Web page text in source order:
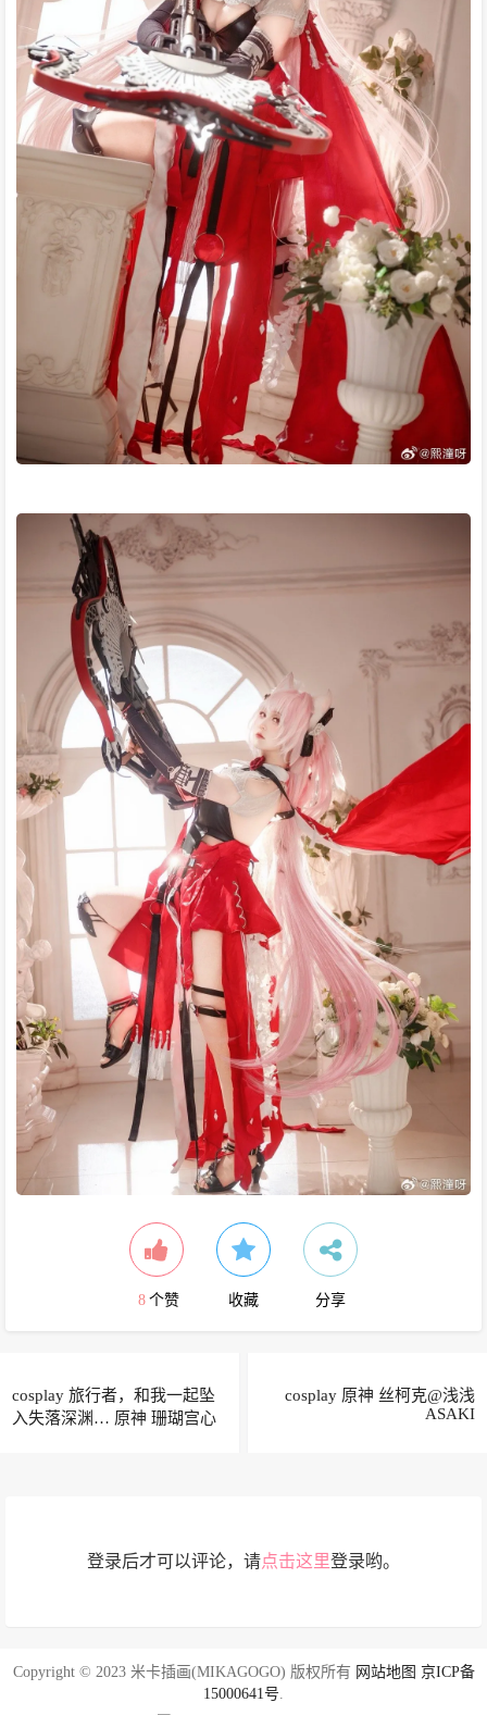
8 个赞 收藏 分享
cosplay 旅行者，和我一起坠
入失落深渊… 原神 珊瑚宫心
cosplay 原神 丝柯克@浅浅
ASAKI
登录后才可以评论，请点击这里登录哟。
Copyright © 2023 米卡插画(MIKAGOGO) 版权所有 网站地图 京ICP备
15000641号